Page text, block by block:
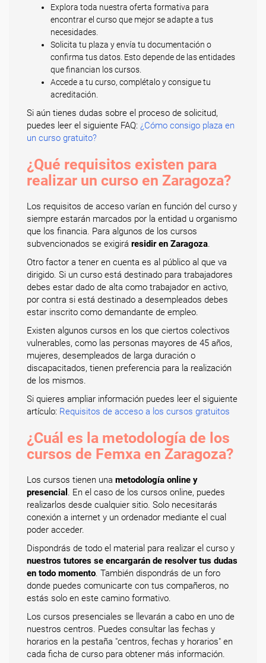
Explora toda nuestra oferta formativa para
encontrar el curso que mejor se adapte a tus
necesidades.
Solicita tu plaza y envía tu documentación o
confirma tus datos. Esto depende de las entidades
que financian los cursos.
Accede a tu curso, complétalo y consigue tu
acreditación.
Si aún tienes dudas sobre el proceso de solicitud,
puedes leer el siguiente FAQ: ¿Cómo consigo plaza en
un curso gratuito?
¿Qué requisitos existen para
realizar un curso en Zaragoza?
Los requisitos de acceso varían en función del curso y
siempre estarán marcados por la entidad u organismo
que los financia. Para algunos de los cursos
subvencionados se exigirá residir en Zaragoza.
Otro factor a tener en cuenta es al público al que va
dirigido. Si un curso está destinado para trabajadores
debes estar dado de alta como trabajador en activo,
por contra si está destinado a desempleados debes
estar inscrito como demandante de empleo.
Existen algunos cursos en los que ciertos colectivos
vulnerables, como las personas mayores de 45 años,
mujeres, desempleados de larga duración o
discapacitados, tienen preferencia para la realización
de los mismos.
Si quieres ampliar información puedes leer el siguiente
artículo: Requisitos de acceso a los cursos gratuitos
¿Cuál es la metodología de los
cursos de Femxa en Zaragoza?
Los cursos tienen una metodología online y
presencial . En el caso de los cursos online, puedes
realizarlos desde cualquier sitio. Solo necesitarás
conexión a internet y un ordenador mediante el cual
poder acceder.
Dispondrás de todo el material para realizar el curso y
nuestros tutores se encargarán de resolver tus dudas
en todo momento. También dispondrás de un foro
donde puedes comunicarte con tus compañeros, no
estás solo en este camino formativo.
Los cursos presenciales se llevarán a cabo en uno de
nuestros centros. Puedes consultar las fechas y
horarios en la pestaña "centros, fechas y horarios" en
cada ficha de curso para obtener más información.